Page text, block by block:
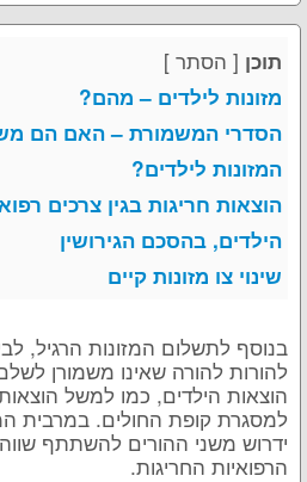
תוכן [ הסתר ]
מזונות לילדים – מהם?
הסדרי המשמורת – האם הם
המזונות לילדים?
הוצאות חריגות בגין צרכים
הילדים, בהסכם הגירושין
שינוי צו מזונות קיים
בנוסף לתשלום המזונות הרגיל,
להורות להורה שאינו משמורן
הוצאות הילדים, כמו למשל הוצאות
למסגרת קופת החולים. במרבית
ידרוש משני ההורים להשתתף
הרפואיות החריגות.